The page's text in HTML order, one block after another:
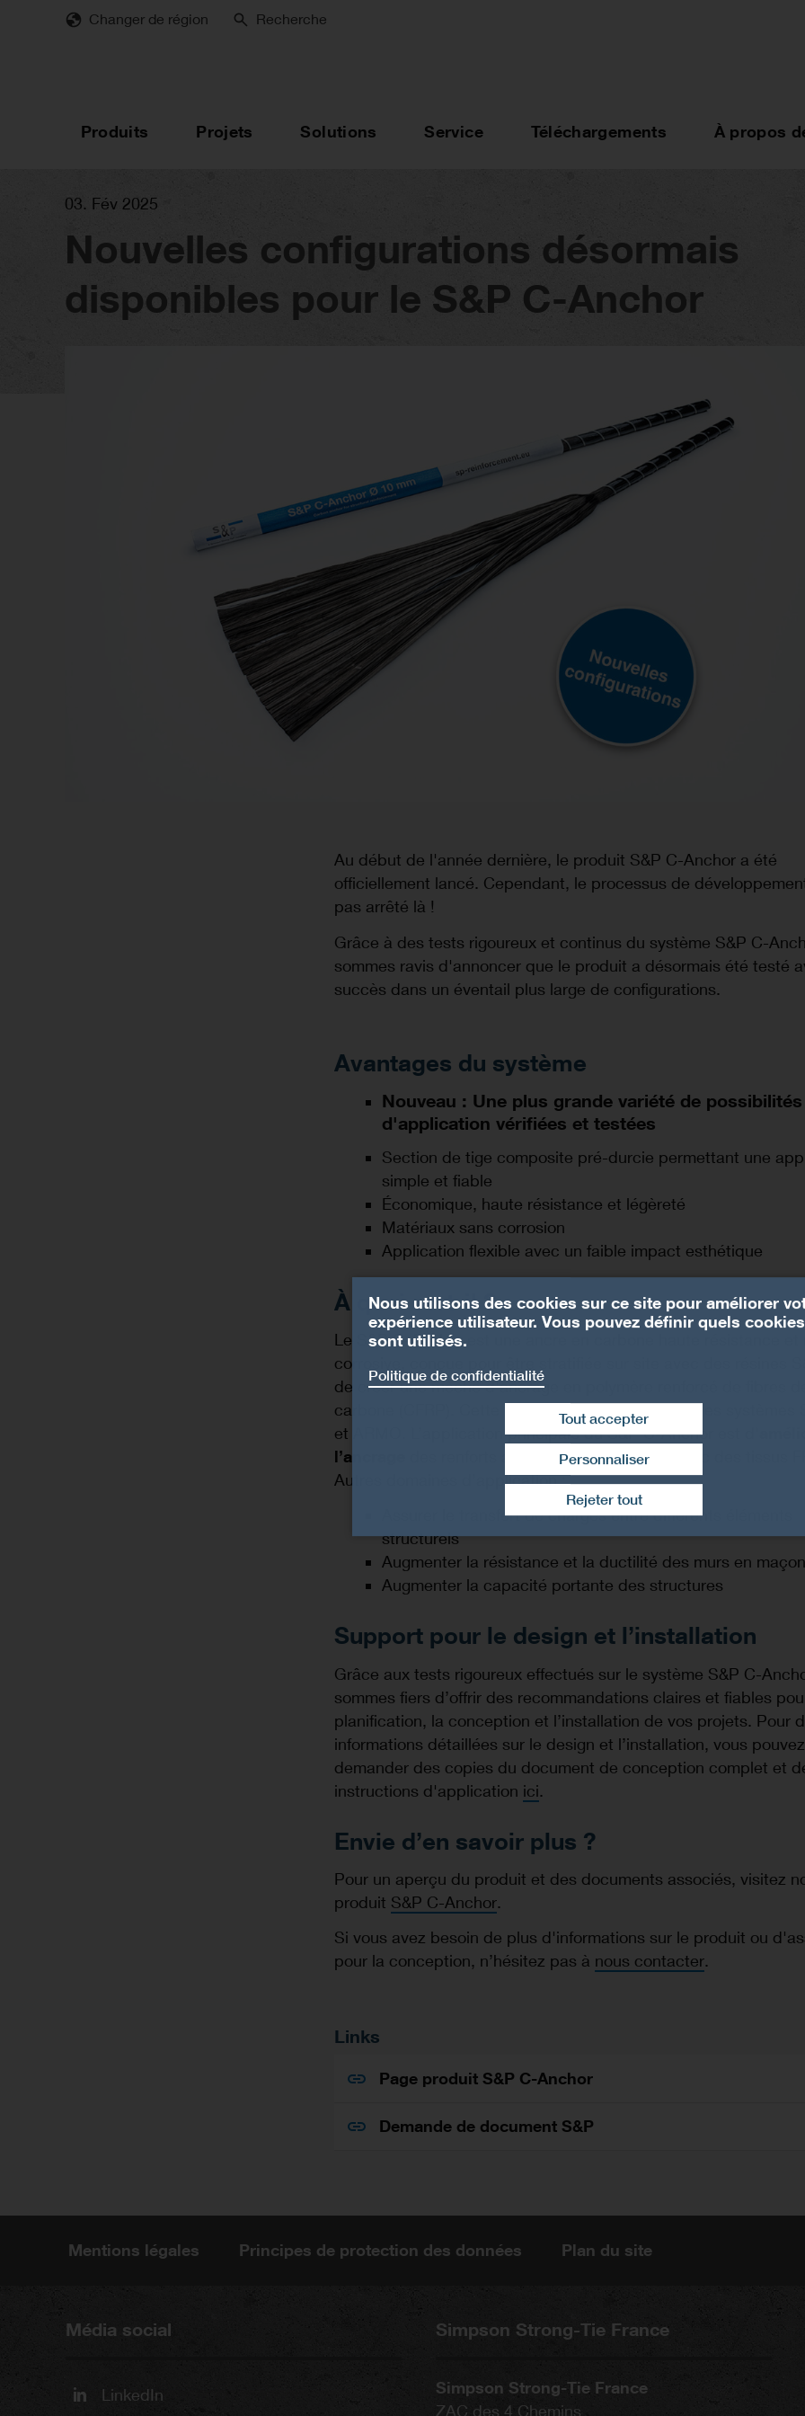
Changer de région Recherche
Produits Projets Solutions Service Téléchargements À propos
03. Fév 2025
Nouvelles configurations désormais
disponibles pour le S&P C-Anchor
Au début de l'année dernière, le produit S&P C-Anchor a été
officiellement lancé. Cependant, le processus de
pas arrêté là !
Grâce à des tests rigoureux et continus du système S&P C-
sommes ravis d'annoncer que le produit a désormais été testé
succès dans un éventail plus large de configurations.
Avantages du système
Nouveau : Une plus grande variété de possibilités
d'application vérifiées et testées
Section de tige composite pré-durcie permettant une
simple et fiable
Économique, haute résistance et légèreté
Matériaux sans corrosion
Application flexible avec un faible impact esthétique
À quoi sert-il ?
Le S&P C-Anchor est une ancre en carbone haute résistance et
corrosive, conçue pour être stratifiée sur site avec des résines
de créer une mèche d'ancrage en polymère renforcé de fibres de
carbone (CFRP). Cette mèche renforce l’ancrage des systèmes
et ARMO. L’application principale du S&P C-Anchor est d'
l’ancrage
des renforts au cisaillement réalisés avec des tissus
Autres domaines d’application :
Assurer le transfert de charges entre différents éléments
structurels
Augmenter la résistance et la ductilité des murs en
Augmenter la capacité portante des structures
Support pour le design et l’installation
Grâce aux tests rigoureux effectués sur le système S&P C-
sommes fiers d’offrir des recommandations claires et fiables
planification, la conception et l’installation de vos projets. Pour
informations détaillées sur le design et l’installation, vous pouvez
demander des copies du document de conception complet et
instructions d'application ici.
Envie d’en savoir plus ?
Pour un aperçu du produit et des documents associés, visitez
produit S&P C-Anchor.
Si vous avez besoin de plus d'informations sur le produit ou
pour la conception, n’hésitez pas à nous contacter.
Links
Page produit S&P C-Anchor
Demande de document S&P
Mentions légales Principes de protection des données Plan du site
Simpson Strong-Tie France
Simpson Strong-Tie France
ZAC des 4 Chemins
Média social
LinkedIn
Nous utilisons des cookies sur ce site pour améliorer
expérience utilisateur. Vous pouvez définir quels cookies
sont utilisés.
Politique de confidentialité
Rejeter tout
Tout accepter
Retirer le consentement
Personnaliser